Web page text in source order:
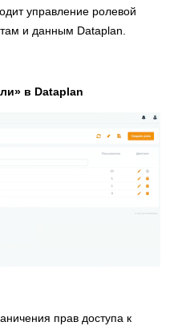
управление ролевой
и данным Dataplan.
в Dataplan
прав доступа к